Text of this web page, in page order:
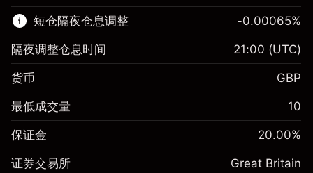
了解更多:
差价合约
保证金。您的投资 £1,000.00
隔夜仓息
-0.021272
%
(-£1.06)
使用杠杆的交易规模（大约值）
£5,000.00
短仓隔夜仓息调整
保证金。您的投资 £1,000.00
隔夜仓息
来自头寸全值的费用
-0.000646
%
-0.00065%
隔夜调整仓息时间 21:00 (UTC)
货币 GBP
最低成交量 10
保证金 20.00%
证券交易所 Great Britain